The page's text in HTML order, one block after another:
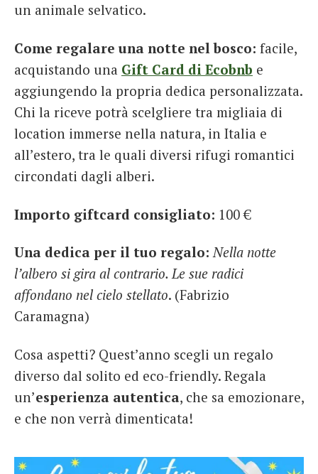
un animale selvatico.
Come regalare una notte nel bosco: facile,
acquistando una Gift Card di Ecobnb e
aggiungendo la propria dedica personalizzata.
Chi la riceve potrà scelgliere tra migliaia di
location immerse nella natura, in Italia e
all’estero, tra le quali diversi rifugi romantici
circondati dagli alberi.
Importo giftcard consigliato: 100 €
Una dedica per il tuo regalo:Nella notte
l’albero si gira al contrario. Le sue radici
affondano nel cielo stellato. (Fabrizio
Caramagna)
Cosa aspetti? Quest’anno scegli un regalo
diverso dal solito ed eco-friendly. Regala
un’esperienza autentica, che sa emozionare,
e che non verrà dimenticata!